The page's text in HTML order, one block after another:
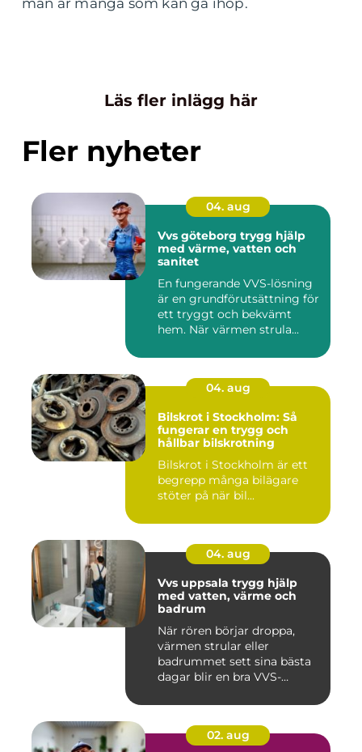
Läs fler inlägg här
Fler nyheter
04. aug
Vvs göteborg trygg hjälp
med värme, vatten och
sanitet
En fungerande VVS-lösning
är en grundförutsättning för
ett tryggt och bekvämt
hem. När värmen strula...
04. aug
Bilskrot i Stockholm: Så
fungerar en trygg och
hållbar bilskrotning
Bilskrot i Stockholm är ett
begrepp många bilägare
stöter på när bil...
04. aug
Vvs uppsala trygg hjälp
med vatten, värme och
badrum
När rören börjar droppa,
värmen strular eller
badrummet sett sina bästa
dagar blir en bra VVS-
02. aug